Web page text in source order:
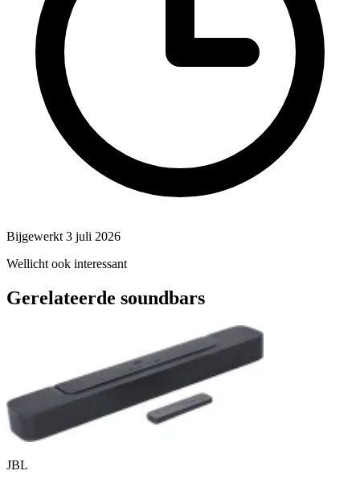
Bijgewerkt 3 juli 2026
Wellicht ook interessant
Gerelateerde soundbars
JBL